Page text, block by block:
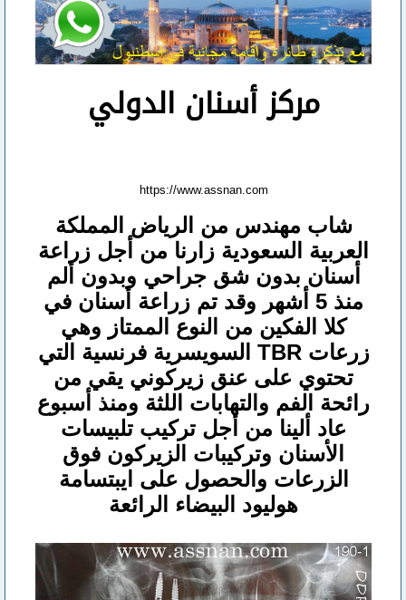
مركز أسنان الدولي
https://www.assnan.com
شاب مهندس من الرياض المملكة
العربية السعودية زارنا من أجل زراعة
أسنان بدون شق جراحي وبدون ألم
منذ 5 أشهر وقد تم زراعة أسنان في
كلا الفكين من النوع الممتاز وهي
زرعات TBR السويسرية فرنسية التي
تحتوي على عنق زيركوني يقي من
رائحة الفم والتهابات اللثة ومنذ أسبوع
عاد ألينا من أجل تركيب تلبيسات
الأسنان وتركيبات الزيركون فوق
الزرعات والحصول على ايبتسامة
هوليود البيضاء الرائعة